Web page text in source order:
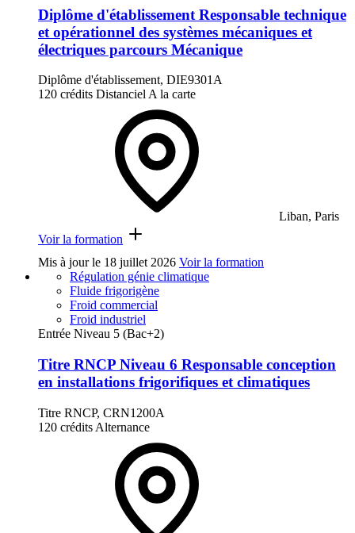
Diplôme d'établissement Responsable technique
et opérationnel des systèmes mécaniques et
électriques parcours Mécanique
Diplôme d'établissement, DIE9301A
120 crédits Distanciel A la carte
Liban, Paris
Voir la formation
Mis à jour le 18 juillet 2026 Voir la formation
Régulation génie climatique
Fluide frigorigène
Froid commercial
Froid industriel
Entrée Niveau 5 (Bac+2)
Titre RNCP Niveau 6 Responsable conception
en installations frigorifiques et climatiques
Titre RNCP, CRN1200A
120 crédits Alternance